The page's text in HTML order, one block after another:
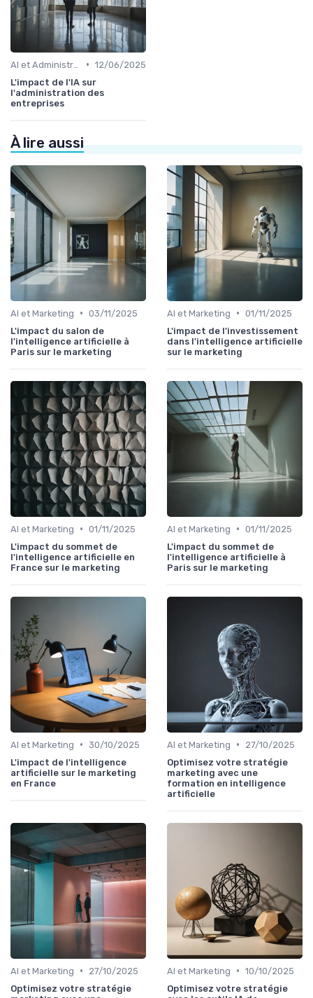
• 12/06/2025
L'impact de l'IA sur
l'administration des
entreprises
À lire aussi
AI et Marketing • 03/11/2025
L'impact du salon de
l'intelligence artificielle à
Paris sur le marketing
AI et Marketing • 01/11/2025
L'impact de l'investissement
dans l'intelligence artificielle
sur le marketing
AI et Marketing • 01/11/2025
L'impact du sommet de
l'intelligence artificielle en
France sur le marketing
AI et Marketing • 01/11/2025
L'impact du sommet de
l'intelligence artificielle à
Paris sur le marketing
AI et Marketing • 30/10/2025
L'impact de l'intelligence
artificielle sur le marketing
en France
AI et Marketing •
27/10/2025
Optimisez votre stratégie
marketing avec une
formation en intelligence
artificielle
AI et Marketing •
27/10/2025
Optimisez votre stratégie
AI et Marketing • 10/10/2025
Optimisez votre stratégie